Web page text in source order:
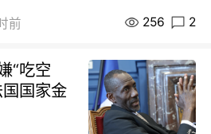
前 256 2
“吃空
国家金